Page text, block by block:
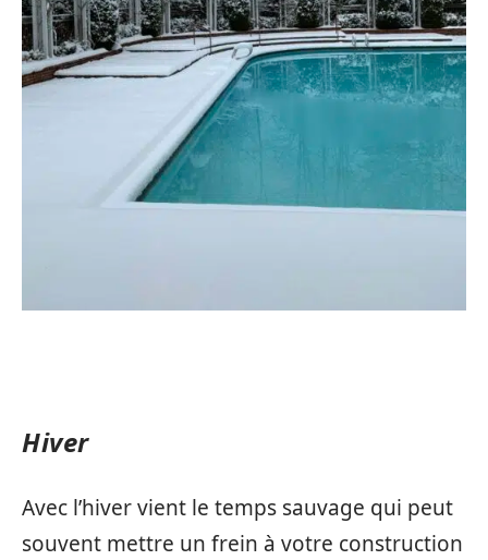
Hiver
Avec l’hiver vient le temps sauvage qui peut
souvent mettre un frein à votre construction